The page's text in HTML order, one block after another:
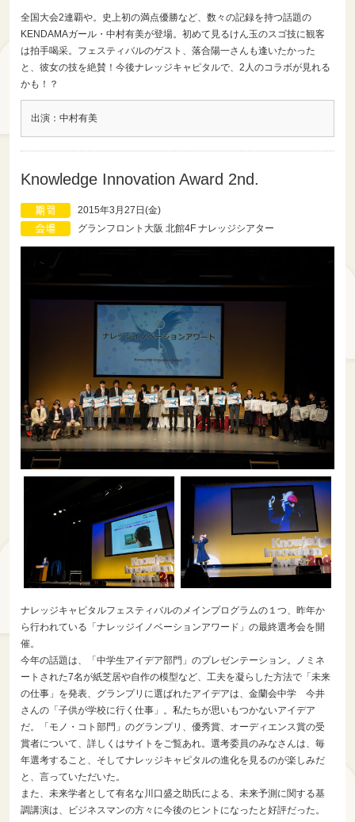
全国大会2連覇や。史上初の満点優勝など、数々の記録を持つ話題の
KENDAMAガール・中村有美が登場。初めて見るけん玉のスゴ技に観客
は拍手喝采。フェスティバルのゲスト、落合陽一さんも逢いたかった
と、彼女の技を絶賛！今後ナレッジキャピタルで、2人のコラボが見れる
かも！？
出演：中村有美
Knowledge Innovation Award 2nd.
2015年3月27日(金)
グランフロント大阪 北館4F ナレッジシアター
ナレッジキャピタルフェスティバルのメインプログラムの１つ、昨年か
ら行われている「ナレッジイノベーションアワード」の最終選考会を開
催。
今年の話題は、「中学生アイデア部門」のプレゼンテーション。ノミネ
ートされた7名が紙芝居や自作の模型など、工夫を凝らした方法で「未来
の仕事」を発表、グランプリに選ばれたアイデアは、金蘭会中学 今井
さんの「子供が学校に行く仕事」。私たちが思いもつかないアイデア
だ。「モノ・コト部門」のグランプリ、優秀賞、オーディエンス賞の受
賞者について、詳しくはサイトをご覧あれ。選考委員のみなさんは、毎
年選考すること、そしてナレッジキャピタルの進化を見るのが楽しみだ
と、言っていただいた。
また、未来学者として有名な川口盛之助氏による、未来予測に関する基
調講演は、ビジネスマンの方々に今後のヒントになったと好評だった。